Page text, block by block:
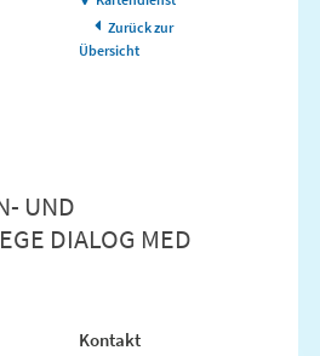
Zurück zur
Übersicht
UND
DIALOG MED
Kontakt